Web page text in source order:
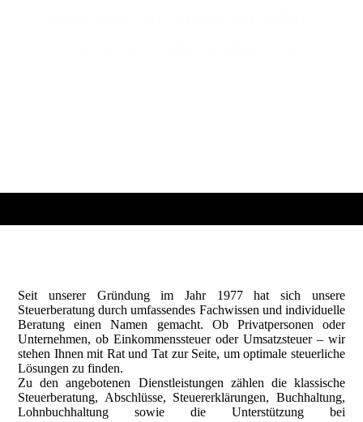
Seit unserer Gründung im Jahr 1977 hat sich unsere
Steuerberatung durch umfassendes Fachwissen und individuelle
Beratung einen Namen gemacht. Ob Privatpersonen oder
Unternehmen, ob Einkommenssteuer oder Umsatzsteuer – wir
stehen Ihnen mit Rat und Tat zur Seite, um optimale steuerliche
Lösungen zu finden.
Zu den angebotenen Dienstleistungen zählen die klassische
Steuerberatung, Abschlüsse, Steuererklärungen, Buchhaltung,
Lohnbuchhaltung sowie die Unterstützung bei